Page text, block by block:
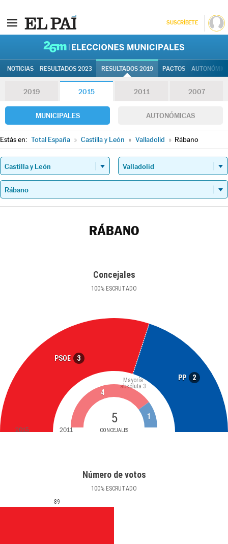
SUSCRÍBETE
NOTICIAS RESULTADOS 2023 RESULTADOS 2019 PACTOS
2019 2015 2011 2007
MUNICIPALES AUTONÓMICAS
Estás en: Total España » Castilla y León » Valladolid » Rábano
RÁBANO
Concejales
100% ESCRUTADO
PSOE 3
PP 2
5
CONCEJALES
Mayoría
absoluta 3
4
1
2015 2011
Número de votos
100% ESCRUTADO
89